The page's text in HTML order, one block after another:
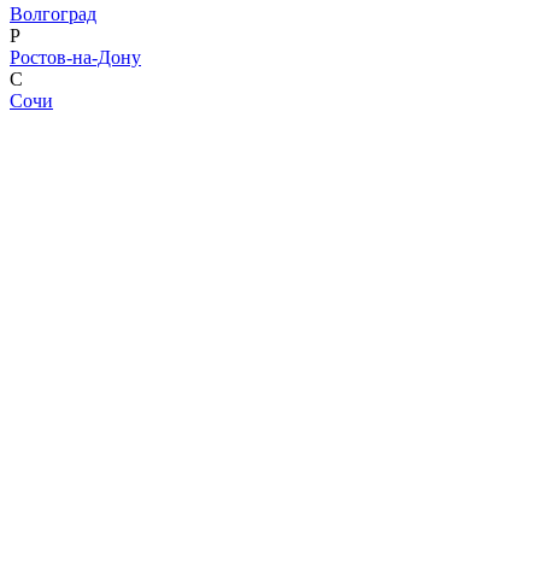
Волгоград
Р
Ростов-на-Дону
С
Сочи